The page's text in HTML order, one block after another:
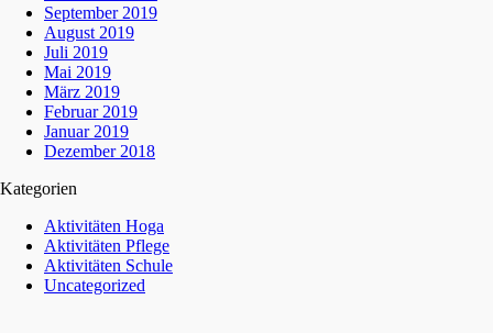
September 2019
August 2019
Juli 2019
Mai 2019
März 2019
Februar 2019
Januar 2019
Dezember 2018
Kategorien
Aktivitäten Hoga
Aktivitäten Pflege
Aktivitäten Schule
Uncategorized